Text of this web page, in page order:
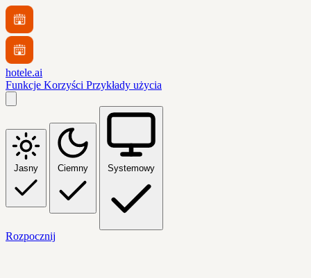
hotele.ai
Funkcje Korzyści Przykłady użycia
Jasny Ciemny Systemowy
Rozpocznij